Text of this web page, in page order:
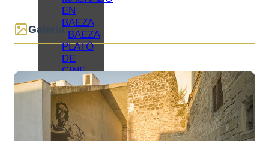
EN
BAEZA
BAEZA
PLATÓ
DE
CINE
BAEZA,
CIUDAD
UNIVERSITARIA
TURISMO
DE
Galería